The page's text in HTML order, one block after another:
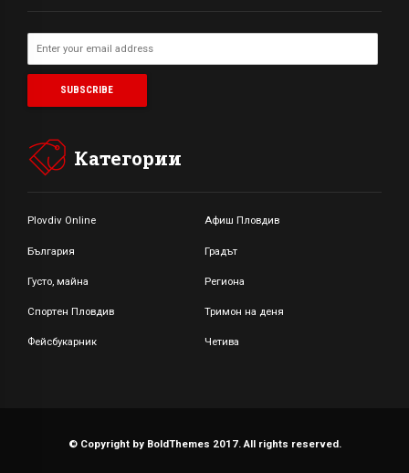
Категории
Plovdiv Online Афиш Пловдив
България Градът
Густо, майна Региона
Спортен Пловдив Тримон на деня
Фейсбукарник Четива
© Copyright by BoldThemes 2017. All rights reserved.